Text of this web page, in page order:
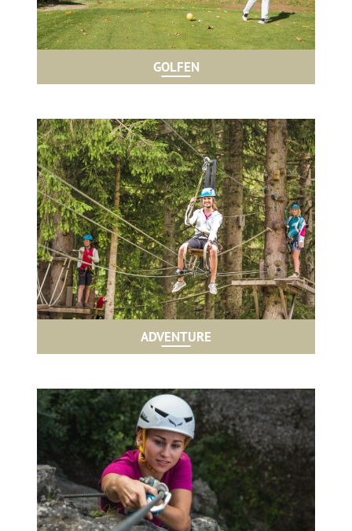
GOLFEN
ADVENTURE